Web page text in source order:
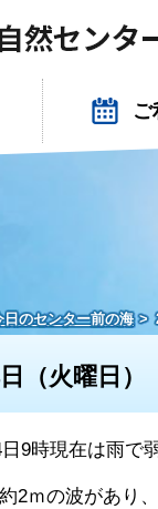
ご
日のセンター前の海
（火曜日）
9時現在は雨で
2ｍの波があり